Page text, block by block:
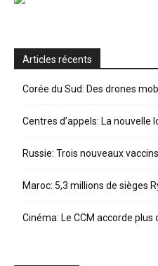
Articles récents
Corée du Sud: Des drones
Centres d’appels: La
Russie: Trois nouveaux
Maroc: 5,3 millions de sièges
Cinéma: Le CCM accorde plus